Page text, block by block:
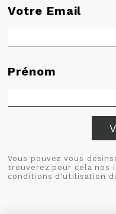
Votre Email
Prénom
Vous pouvez vous
trouverez pour cela nos
conditions d'utilisation